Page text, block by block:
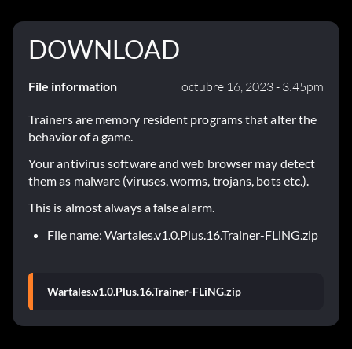
DOWNLOAD
File information octubre 16, 2023 - 3:45pm
Trainers are memory resident programs that alter the
behavior of a game.
Your antivirus software and web browser may detect
them as malware (viruses, worms, trojans, bots etc.).
This is almost always a false alarm.
File name: Wartales.v1.0.Plus.16.Trainer-FLiNG.zip
Wartales.v1.0.Plus.16.Trainer-FLiNG.zip